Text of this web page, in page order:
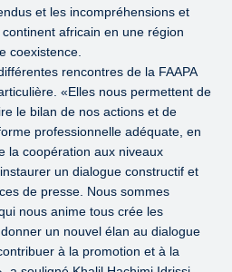
et les incompréhensions et
africain en une région
coexistence.
rencontres de la FAAPA
«Elles nous permettent de
le bilan de nos actions et de
professionnelle adéquate, en
la coopération aux niveaux
un dialogue constructif et
de presse. Nous sommes
nous anime tous crée les
un nouvel élan au dialogue
à la promotion et à la